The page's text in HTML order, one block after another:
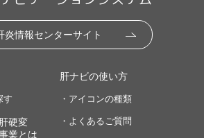
炎情報センターサイト
す
硬変
業とは
肝ナビの使い方
・アイコンの種類
・よくあるご質問